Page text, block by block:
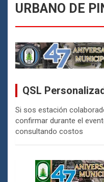
URBANO DE
QSL
Si sos estación
confirmar durante el
consultando costos